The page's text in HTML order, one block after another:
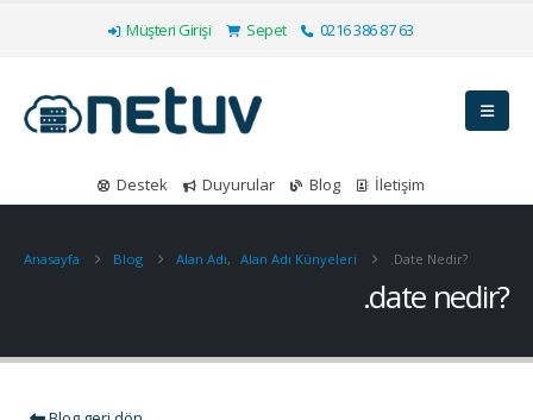
Müşteri Girişi Sepet 0216 386 87 63
Destek Duyurular Blog İletişim
Anasayfa Blog Alan Adı, Alan Adı Künyeleri .date Nedir?
.date nedir?